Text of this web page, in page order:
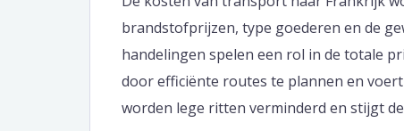
brandstofprijzen, type goederen en de
handelingen spelen een rol in de totale
door efficiënte routes te plannen en
worden lege ritten verminderd en stijgt